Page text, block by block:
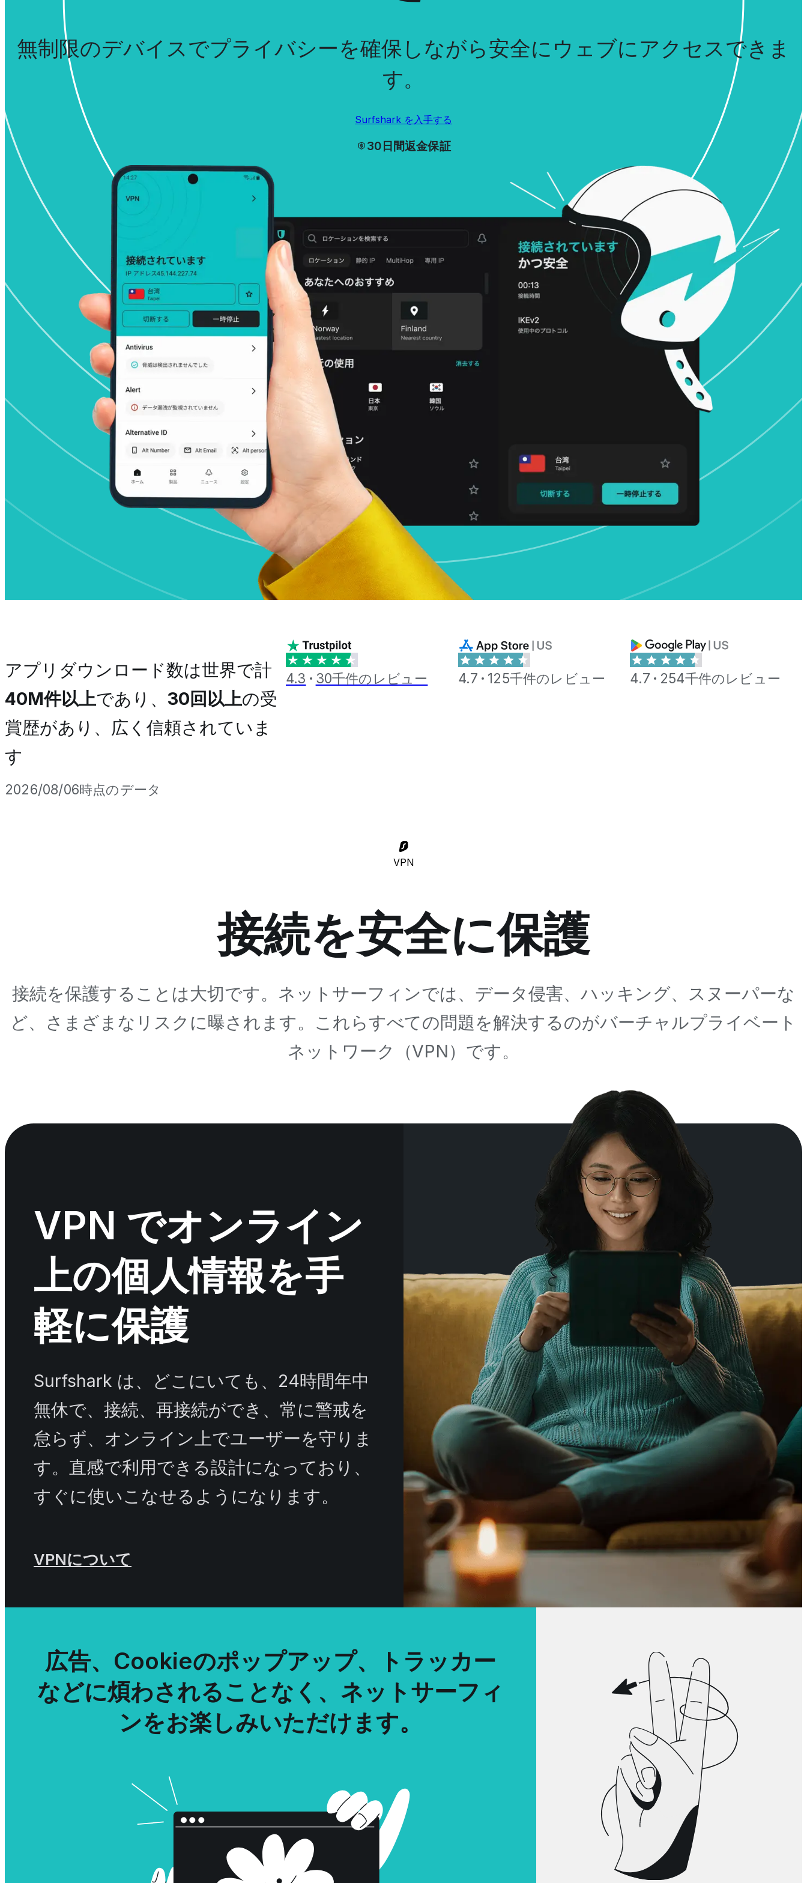
無制限のデバイスでプライバシーを確保しながら安全にウェブにアクセスできま
す。
Surfshark を入手する
30日間返金保証
アプリダウンロード数は世界で計
40M件以上であり、 30回以上の受
賞歴があり、広く信頼されていま
す
2026/08/06時点のデータ
4.3 30千件のレビュー 4.7 125千件のレビュー 4.7 254千件のレビュー
VPN
接続を安全に保護
接続を保護することは大切です。ネットサーフィンでは、データ侵害、ハッキング、スヌーパーな
ど、さまざまなリスクに曝されます。これらすべての問題を解決するのがバーチャルプライベート
ネットワーク（VPN）です。
VPN でオンライン
上の個人情報を手
軽に保護
Surfshark は、どこにいても、24時間年中
無休で、接続、再接続ができ、常に警戒を
怠らず、オンライン上でユーザーを守りま
す。直感で利用できる設計になっており、
すぐに使いこなせるようになります。
VPNについて
広告、Cookieのポップアップ、トラッカー
などに煩わされることなく、ネットサーフィ
ンをお楽しみいただけます。